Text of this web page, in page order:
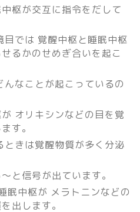
枢が交互に指令をだして
目では 覚醒中枢と睡眠中枢
るかのせめぎ合いを起こ
んなことが起こっているの
オリキシンなどの目を覚
す。
ときは覚醒物質が多く分泌
と信号が出ています。
眠中枢が メラトニンなどの
出します。